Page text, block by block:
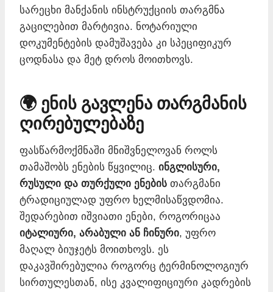
სარეცხი მანქანის ინსტრუქციის თარგმნა
გაცილებით მარტივია. ნოტარიული
დოკუმენტების დამუშავება კი სპეციფიკურ
ცოდნასა და მეტ დროს მოითხოვს.
🌍 ენის გავლენა თარგმანის
ღირებულებაზე
ფასწარმოქმნაში მნიშვნელოვან როლს
თამაშობს ენების წყვილიც. ინგლისური,
რუსული და თურქული ენების თარგმანი
ტრადიციულად უფრო ხელმისაწვდომია.
შედარებით იშვიათი ენები, როგორიცაა
იტალიური, არაბული ან ჩინური, უფრო
მაღალ ბიუჯეტს მოითხოვს. ეს
დაკავშირებულია როგორც ტერმინოლოგიურ
სირთულესთან, ისე კვალიფიციური კადრების